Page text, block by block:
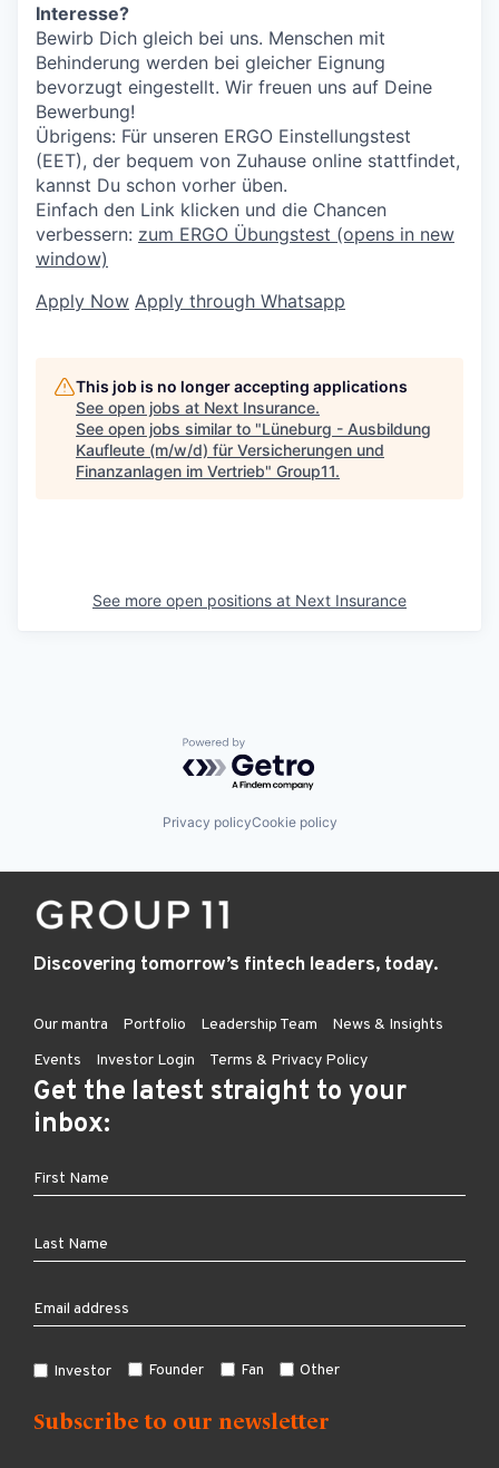
Interesse?
Bewirb Dich gleich bei uns. Menschen mit
Behinderung werden bei gleicher Eignung
bevorzugt eingestellt. Wir freuen uns auf Deine
Bewerbung!
Übrigens: Für unseren ERGO Einstellungstest
(EET), der bequem von Zuhause online stattfindet,
kannst Du schon vorher üben.
Einfach den Link klicken und die Chancen
verbessern: zum ERGO Übungstest (opens in new
window)
Apply Now Apply through Whatsapp
This job is no longer accepting applications
See open jobs at Next Insurance.
See open jobs similar to "Lüneburg - Ausbildung
Kaufleute (m/w/d) für Versicherungen und
Finanzanlagen im Vertrieb" Group11.
See more open positions at Next Insurance
Powered by Getro.com
Privacy policyCookie policy
Discovering tomorrow’s fintech leaders, today.
Our mantra Portfolio Leadership Team
News & Insights
Events
Investor Login Terms & Privacy Policy
Get the latest straight to your
inbox:
Investor Founder Fan Other